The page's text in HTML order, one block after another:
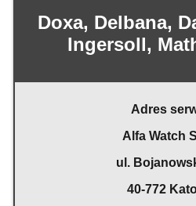
Doxa, Delbana,
Ingersoll,
Adres
Alfa Watch
ul.
40-772